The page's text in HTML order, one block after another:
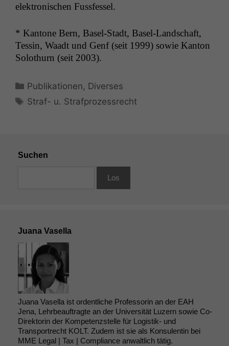
elek­tro­n­is­chen Fussfessel.
* Kan­tone Bern, Basel-Stadt, Basel-Land­schaft,
Tessin, Waadt und Genf (seit 1999) sowie Kan­ton
Solothurn (seit 2003).
Kategorien
Publikationen, Diverses
Schlagwörter
Straf- u. Strafprozessrecht
Suchen
Juana Vasella
Juana Vasella ist ordentliche Professorin an der EAH
Jena, Lehrbeauftragte an der Universität Luzern sowie Co-
Direktorin der Kompetenzstelle für Logistik- und
Transportrecht KOLT. Zudem ist sie als Konsulentin bei
MME Legal | Tax | Compliance anwaltlich tätig.